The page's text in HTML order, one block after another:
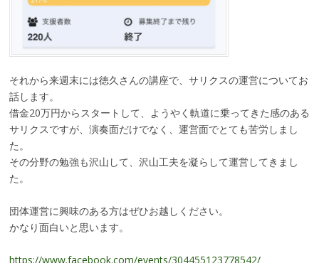
それから来週末には徳久さんの講座で、サリクスの運営についてお
話します。
借金20万円からスタートして、ようやく軌道に乗ってきた感のある
サリクスですが、演奏面だけでなく、運営面でとても苦労しまし
た。
その分野の勉強も沢山して、沢山工夫を凝らして運営してきまし
た。
団体運営に興味のある方はぜひお越しください。
かなり面白いと思います。
https://www.facebook.com/events/304455123778542/